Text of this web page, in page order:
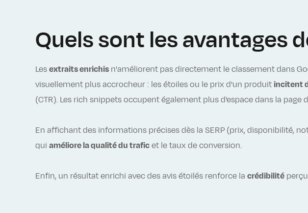
Quels sont les avantages
Les extraits enrichisn'améliorent pas directement le classement dans
visuellement plus accrocheur : les étoiles ou le prix d'un produit incitent
(CTR). Les rich snippets occupent également plus d'espace dans la page
En affichant des informations précises dès la SERP (prix, disponibilité,
qui améliore la qualité du traficet le taux de conversion.
Enfin, un résultat enrichi avec des avis étoilés renforce la crédibilité